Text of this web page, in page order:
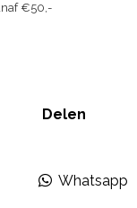
€50,-
Delen
Whatsapp